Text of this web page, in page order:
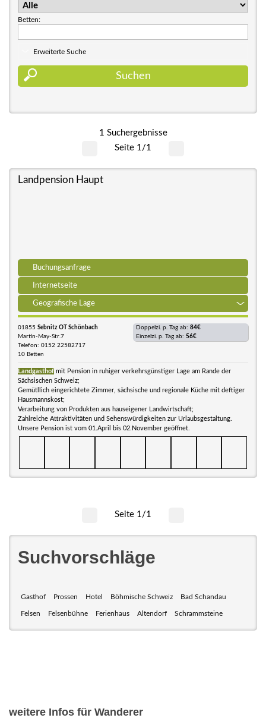
Betten:
Erweiterte Suche
1 Suchergebnisse
Seite 1/1
Landpension Haupt
Buchungsanfrage
Internetseite
Geografische Lage
01855 Sebnitz OT Schönbach
Martin-May-Str.7
Telefon: 0152 22582717
10 Betten
Doppelzi. p. Tag ab: 84€
Einzelzi. p. Tag ab: 56€
Landgasthof mit Pension in ruhiger verkehrsgünstiger Lage am Rande der
Sächsischen Schweiz;
Gemütllich eingerichtete Zimmer, sächsische und regionale Küche mit deftiger
Hausmannskost;
Verarbeitung von Produkten aus hauseigener Landwirtschaft;
Zahlreiche Attraktivitäten und Sehenswürdigkeiten zur Urlaubsgestaltung.
Unsere Pension ist vom 01.April bis 02.November geöffnet.
Seite 1/1
Suchvorschläge
Gasthof Prossen Hotel Böhmische Schweiz Bad Schandau
Felsen Felsenbühne Ferienhaus Altendorf Schrammsteine
weitere Infos für Wanderer